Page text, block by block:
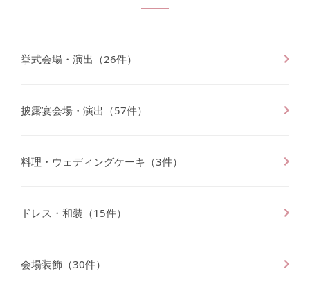
挙式会場・演出 （26件）
披露宴会場・演出 （57件）
料理・ウェディングケーキ （3件）
ドレス・和装 （15件）
会場装飾 （30件）